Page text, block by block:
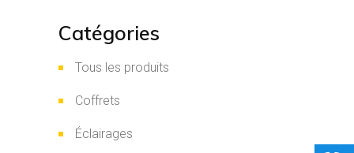
Catégories
Tous les produits
Coffrets
Éclairages